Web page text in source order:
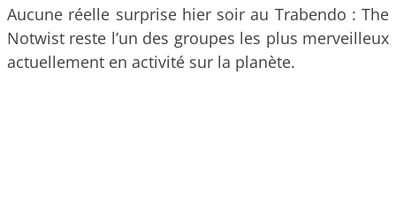
Aucune réelle surprise hier soir au Trabendo : The
Notwist reste l’un des groupes les plus merveilleux
actuellement en activité sur la planète.